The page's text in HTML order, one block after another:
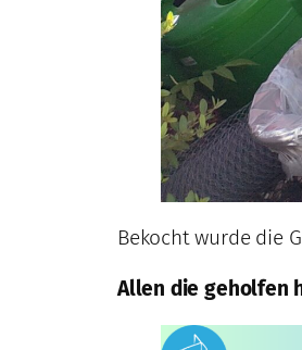
Bekocht wurde die
Allen die geholfen